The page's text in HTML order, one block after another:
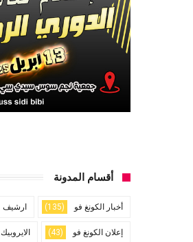
أقسام المدونة
أخبار الكونغ فو (135) ارشيف
إعلان الكونغ فو (43) الايروبيك